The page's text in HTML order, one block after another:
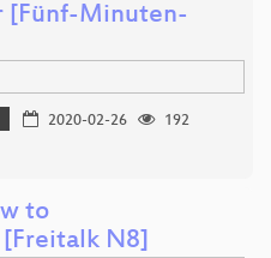
[Fünf-Minuten-
2020-02-26
192
to
N8]